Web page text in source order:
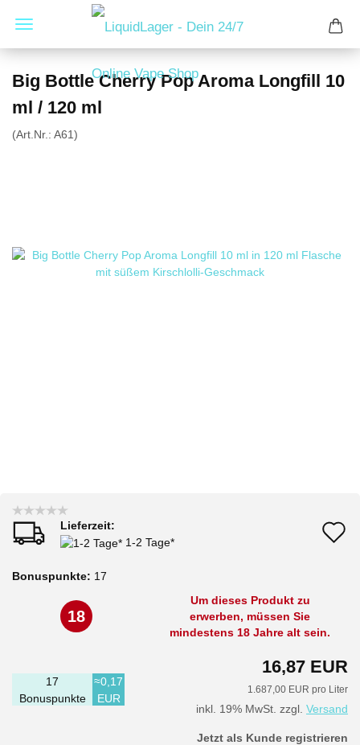
Big Bottle Cherry Pop Aroma Longfill 10
ml / 120 ml
(Art.Nr.: A61)
Lieferzeit:
1-2 Tage*
Bonuspunkte: 17
18
Um dieses Produkt zu
erwerben, müssen Sie
mindestens 18 Jahre alt sein.
16,87 EUR
1.687,00 EUR pro Liter
inkl. 19% MwSt. zzgl. Versand
17
Bonuspunkte
≈0,17
EUR
Jetzt als Kunde registrieren